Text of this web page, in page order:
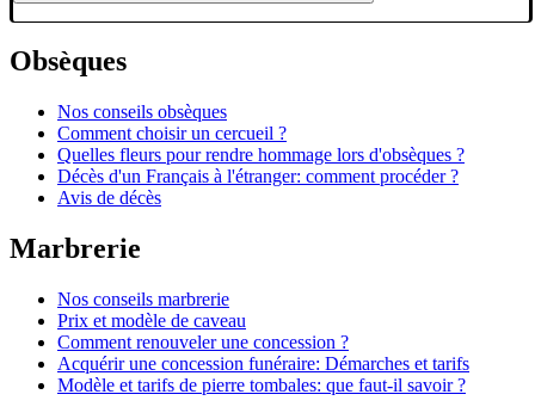
Obsèques
Nos conseils obsèques
Comment choisir un cercueil ?
Quelles fleurs pour rendre hommage lors d'obsèques ?
Décès d'un Français à l'étranger: comment procéder ?
Avis de décès
Marbrerie
Nos conseils marbrerie
Prix et modèle de caveau
Comment renouveler une concession ?
Acquérir une concession funéraire: Démarches et tarifs
Modèle et tarifs de pierre tombales: que faut-il savoir ?